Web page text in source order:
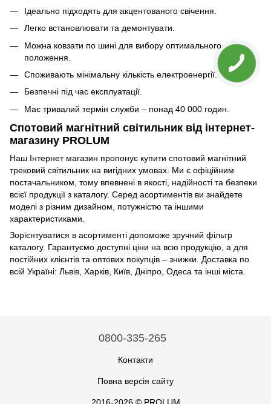
Ідеально підходять для акцентованого свічення.
Легко встановлювати та демонтувати.
Можна ковзати по шині для вибору оптимального
положення.
Споживають мінімальну кількість електроенергії.
Безпечні під час експлуатації.
Має тривалий термін служби – понад 40 000 годин.
Спотовий магнітний світильник від інтернет-
магазину PROLUM
Наш Інтернет магазин пропонує купити спотовий магнітний
трековий світильник на вигідних умовах. Ми є офіційним
постачальником, тому впевнені в якості, надійності та безпеки
всієї продукції з каталогу. Серед асортиментів ви знайдете
моделі з різним дизайном, потужністю та іншими
характеристиками.
Зорієнтуватися в асортименті допоможе зручний фільтр
каталогу. Гарантуємо доступні ціни на всю продукцію, а для
постійних клієнтів та оптових покупців – знижки. Доставка по
всій Україні: Львів, Харків, Київ, Дніпро, Одеса та інші міста.
0800-335-265
Контакти
Повна версія сайту